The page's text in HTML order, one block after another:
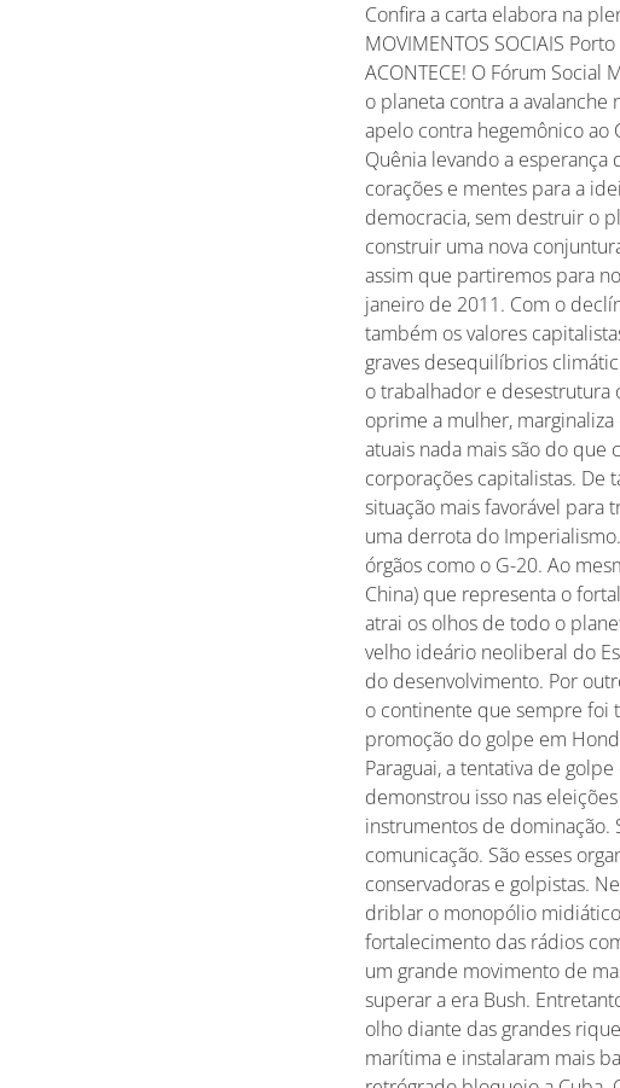
Confira a carta elabora na
MOVIMENTOS SOCIAIS
ACONTECE! O Fórum
o planeta contra a
apelo contra hegemônico ao
Quênia levando a esperança
corações e mentes para a
democracia, sem destruir o
construir uma nova
assim que partiremos para
janeiro de 2011. Com o
também os valores
graves desequilíbrios
o trabalhador e desestrutura
oprime a mulher,
atuais nada mais são do
corporações capitalistas. De
situação mais favorável para
uma derrota do
órgãos como o G-20. Ao
China) que representa o
atrai os olhos de todo o
velho ideário neoliberal do
do desenvolvimento. Por
o continente que sempre foi
promoção do golpe em
Paraguai, a tentativa de
demonstrou isso nas
instrumentos de dominação.
comunicação. São esses
conservadoras e golpistas.
driblar o monopólio
fortalecimento das rádios
um grande movimento de
superar a era Bush.
olho diante das grandes
marítima e instalaram mais